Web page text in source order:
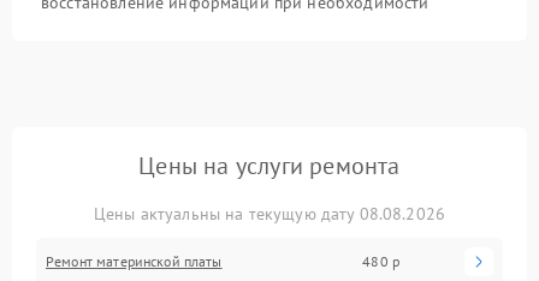
Цены на услуги ремонта
Цены актуальны на текущую дату 08.08.2026
Ремонт материнской платы 480 р